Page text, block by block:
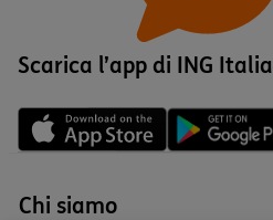
Scarica l’app di ING Italia
Chi siamo